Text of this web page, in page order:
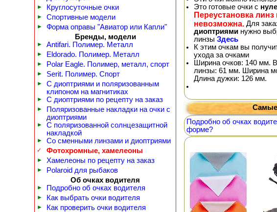
► Круглосуточные очки
► Спортивные модели
►
Форма оправы "Авиатор или Капли"
Бренды, модели
► Antifari. Полимер. Металл
► Eldorado. Полимер. Металл
► Polar Eagle. Полимер, металл, спорт
► Serit. Полимер. Спорт
►
С диоптриями и поляризованным
клипоном на магнитиках
► С диоптриями по рецепту на заказ
►
Поляризованные накладки на очки с
диоптриями
►
С поляризованной солнцезащитной
накладкой
► Со сменными линзами и диоптриями
✓ Фотохромные, хамелеоны
► Хамелеоны по рецепту на заказ
►
Polaroid для рыбаков
Об очках водителя
► Подробно об очках водителя
► Как выбрать очки водителя
► Как проверить очки водителя
Это готовые очки с
Переустановка
невозможна. Для
диоптриями нужно
линзы Здесь
К этим очкам вы
ухода за очками
Ширина очков: 140 мм.
линзы: 61 мм. Ширина
Длина дужки: 126 мм.
Самые
Подробно об очках
форме?